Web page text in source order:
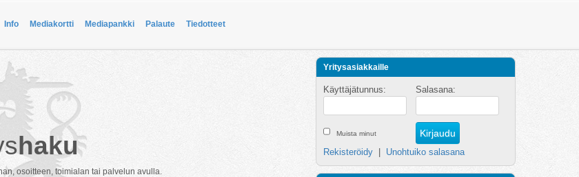
Info Mediakortti Mediapankki Palaute Tiedotteet
haku
osoitteen, toimialan tai palvelun avulla.
Yritysasiakkaille
Käyttäjätunnus: Salasana:
Muista minut
Rekisteröidy Unohtuiko salasana